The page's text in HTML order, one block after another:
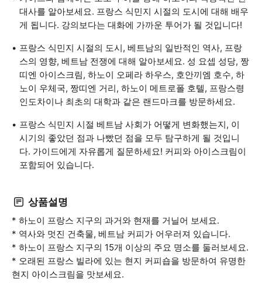
대사를 알아보세요. 프랑스 식민지 시절의 도시에 대해 배우
게 됩니다. 강의보다는 대화에 가까운 투어가 될 것입니다!
프랑스 식민지 시절의 도시, 베트남의 일반적인 역사, 프랑
스의 영향, 베트남 전쟁에 대해 알아보세요. 성 요셉 성당, 짱
띠엔 아이스크림, 하노이 오페라 하우스, 호안끼엠 호수, 하
노이 우체국, 짱띠엔 거리, 하노이 메트로폴 호텔, 프랑스령
인도차이나 최초의 대학과 같은 랜드마크를 방문하세요.
프랑스 식민지 시절 베트남 사회가 어떻게 변화했는지, 이
시기의 좋았던 점과 나빴던 점을 모두 탐구하게 될 것입니
다. 가이드에게 자유롭게 질문하세요! 커피와 아이스크림이
포함되어 있습니다.
상품설명
* 하노이 프랑스 지구의 과거와 현재를 거닐어 보세요.
* 역사와 멋진 건축물, 베트남 커피가 어우러져 있습니다.
* 하노이 프랑스 지구의 15개 이상의 주요 명소를 둘러보세요.
* 오래된 프랑스 빌라에 있는 현지 커피숍을 방문하여 유명한
현지 아이스크림을 맛보세요.